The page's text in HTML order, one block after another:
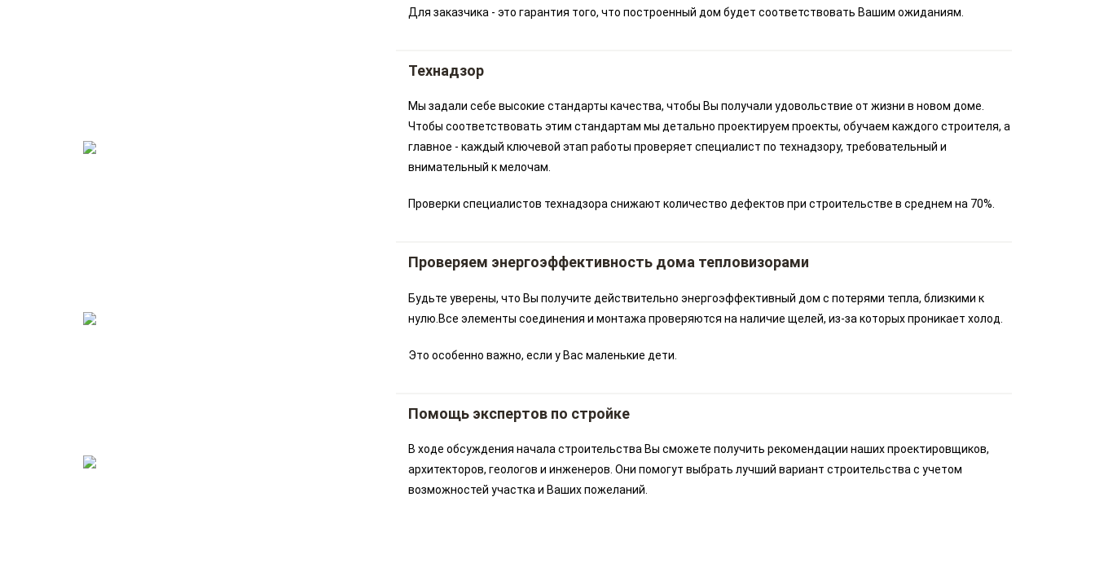
Для заказчика - это гарантия того, что построенный дом будет соответствовать Вашим ожиданиям.
Технадзор
Мы задали себе высокие стандарты качества, чтобы Вы получали удовольствие от жизни в новом доме.
Чтобы соответствовать этим стандартам мы детально проектируем проекты, обучаем каждого строителя, а
главное - каждый ключевой этап работы проверяет специалист по технадзору, требовательный и
внимательный к мелочам.
Проверки специалистов технадзора снижают количество дефектов при строительстве в среднем на 70%.
Проверяем энергоэффективность дома тепловизорами
Будьте уверены, что Вы получите действительно энергоэффективный дом с потерями тепла, близкими к
нулю.Все элементы соединения и монтажа проверяются на наличие щелей, из-за которых проникает холод.
Это особенно важно, если у Вас маленькие дети.
Помощь экспертов по стройке
В ходе обсуждения начала строительства Вы сможете получить рекомендации наших проектировщиков,
архитекторов, геологов и инженеров. Они помогут выбрать лучший вариант строительства с учетом
возможностей участка и Ваших пожеланий.